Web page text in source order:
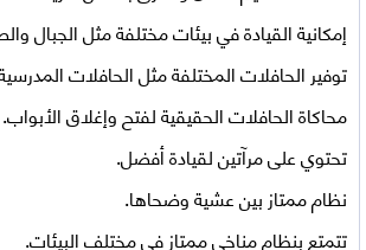
إمكانية القيادة في بيئات مختلفة مثل الجبال
توفير الحافلات المختلفة مثل الحافلات
محاكاة الحافلات الحقيقية لفتح وإغلاق الأبواب.
تحتوي على مرآتين لقيادة أفضل.
نظام ممتاز بين عشية وضحاها.
تتمتع بنظام مناخي ممتاز في مختلف البيئات.